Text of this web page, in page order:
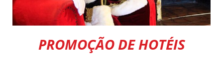
PROMOÇÃO DE HOTÉIS